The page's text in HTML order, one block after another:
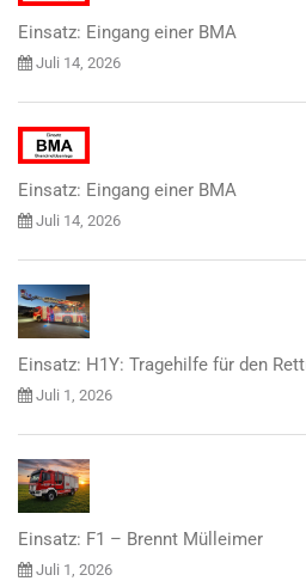
Einsatz: Eingang einer BMA
Juli 14, 2026
Einsatz: Eingang einer BMA
Juli 14, 2026
Einsatz: H1Y: Tragehilfe für den
Juli 1, 2026
Einsatz: F1 – Brennt Mülleimer
Juli 1, 2026